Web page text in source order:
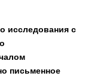
исследования с
письменное